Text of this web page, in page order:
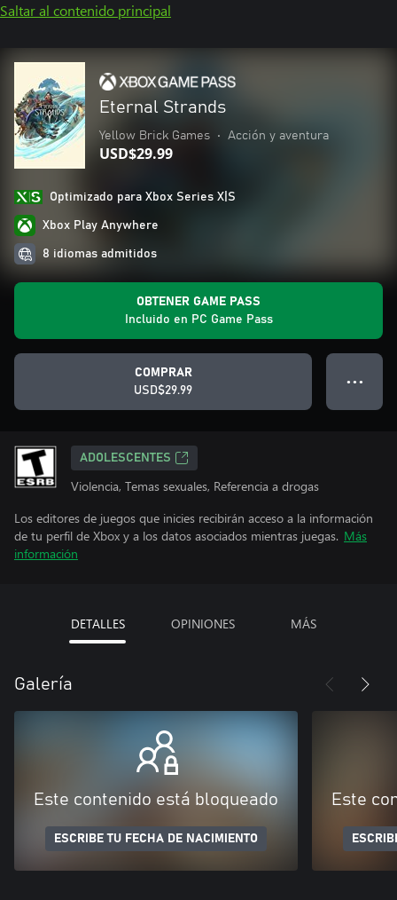
Saltar al contenido principal
Eternal Strands
Yellow Brick Games • Acción y aventura
USD$29.99
Optimizado para Xbox Series X|S
Xbox Play Anywhere
8 idiomas admitidos
OBTENER GAME PASS
Incluido en PC Game Pass
COMPRAR
USD$29.99
● ● ●
ADOLESCENTES
Violencia, Temas sexuales, Referencia a drogas
Los editores de juegos que inicies recibirán acceso a la información
de tu perfil de Xbox y a los datos asociados mientras juegas. Más
información
DETALLES OPINIONES MÁS
Galería
Este contenido está bloqueado
ESCRIBE TU FECHA DE NACIMIENTO
Este